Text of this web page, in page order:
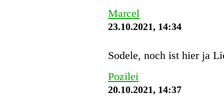
Marcel
23.10.2021, 14:34
Sodele, noch ist hier ja
Pozilei
20.10.2021, 14:37